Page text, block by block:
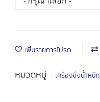
เพิ่มรายการโปรด
หมวดหมู่ : เครื่องชั่งน้ำหนัก